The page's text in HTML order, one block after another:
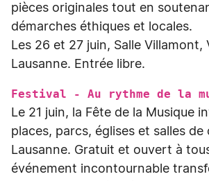
pièces originales tout en
démarches éthiques et locales.
Les 26 et 27 juin, Salle Villamont,
Lausanne. Entrée libre.
Festival - Au rythme de la
Le 21 juin, la Fête de la Musique
places, parcs, églises et salles
Lausanne. Gratuit et ouvert à
événement incontournable